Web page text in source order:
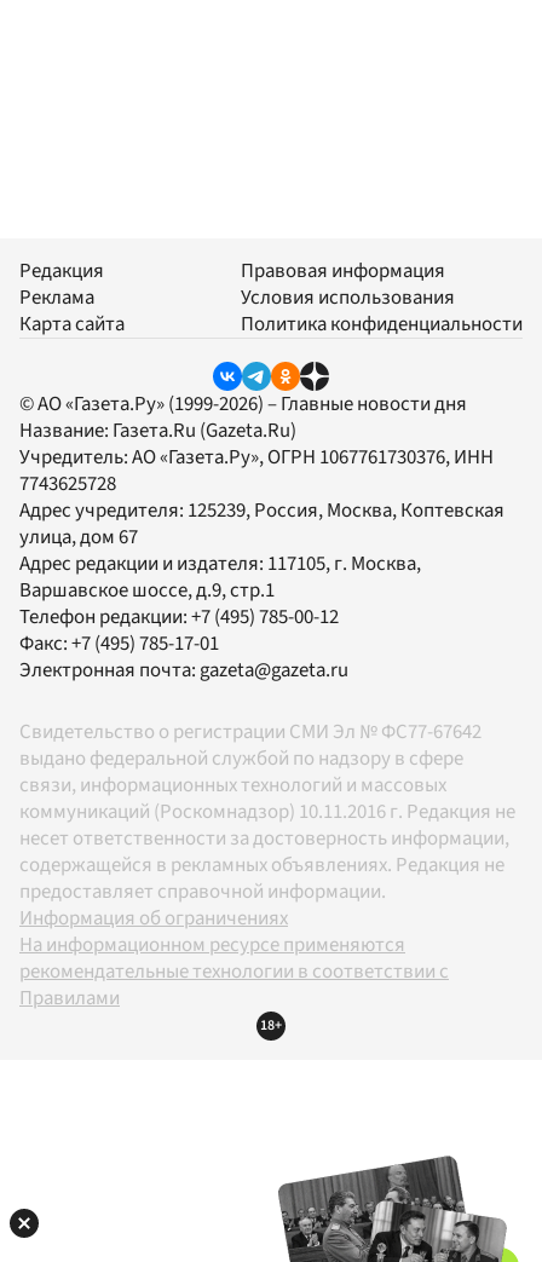
Редакция
Реклама
Карта сайта
Правовая информация
Условия использования
Политика конфиденциальности
© АО «Газета.Ру» (1999-2026) – Главные новости дня
Название: Газета.Ru (Gazeta.Ru)
Учредитель:АО «Газета.Ру», ОГРН 1067761730376, ИНН
7743625728
Адрес учредителя: 125239, Россия, Москва, Коптевская
улица, дом 67
Адрес редакции и издателя: 117105, г. Москва,
Варшавское шоссе, д.9, стр.1
Телефон редакции:+7 (495) 785-00-12
Факс:+7 (495) 785-17-01
Электронная почта:gazeta@gazeta.ru
Свидетельство о регистрации СМИ Эл № ФС77-67642
выдано федеральной службой по надзору в сфере
связи, информационных технологий и массовых
коммуникаций (Роскомнадзор) 10.11.2016 г. Редакция не
несет ответственности за достоверность информации,
содержащейся в рекламных объявлениях. Редакция не
предоставляет справочной информации.
Информация об ограничениях
На информационном ресурсе применяются
рекомендательные технологии в соответствии с
Правилами
18+